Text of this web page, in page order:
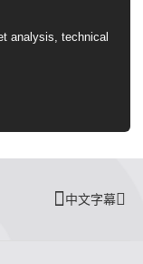
analysis, technical
中文字幕